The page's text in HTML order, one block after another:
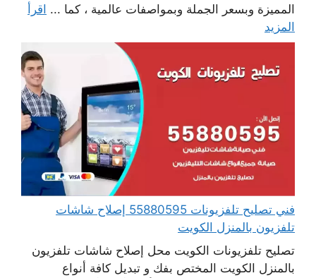
المميزة وبسعر الجملة وبمواصفات عالمية ، كما ... اقرأ
المزيد
فني تصليح تلفزيونات 55880595 إصلاح شاشات
تلفزيون بالمنزل الكويت
تصليح تلفزيونات الكويت محل إصلاح شاشات تلفزيون
بالمنزل الكويت المختص بفك و تبديل كافة أنواع